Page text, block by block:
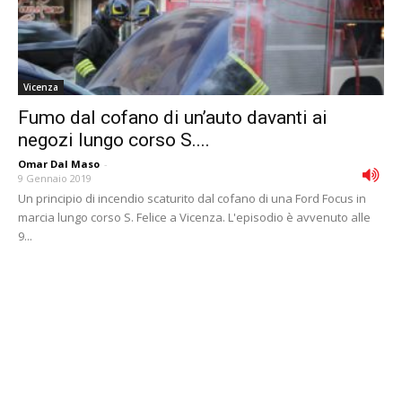
Vicenza
Fumo dal cofano di un’auto davanti ai
negozi lungo corso S....
Omar Dal Maso -
9 Gennaio 2019
Un principio di incendio scaturito dal cofano di una Ford Focus in
marcia lungo corso S. Felice a Vicenza. L'episodio è avvenuto alle
9...